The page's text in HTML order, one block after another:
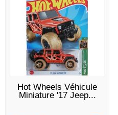
EN STOCK
Hot Wheels Véhicule
Miniature '17 Jeep...